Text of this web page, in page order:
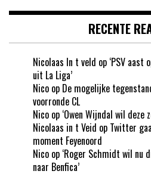
RECENTE
Nicolaas In t veld op ‘PSV aast
uit La Liga’
Nico op De mogelijke
voorronde CL
Nico op ‘Owen Wijndal wil deze
Nicolaas in t Veid op Twitter
moment Feyenoord
Nico op ‘Roger Schmidt wil nu
naar Benfica’